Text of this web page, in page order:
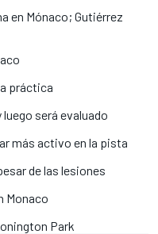
en Mónaco; Gutiérrez
práctica
será evaluado
más activo en la pista
de las lesiones
Monaco
Park